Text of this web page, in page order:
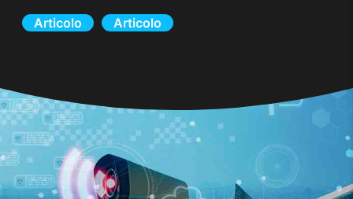
Articolo Articolo